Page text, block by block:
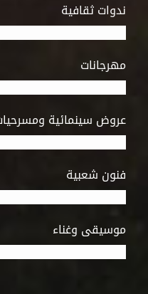
ندوات ثقافية
مهرجانات
عروض سينمائية
فنون شعبية
موسيقى وغناء